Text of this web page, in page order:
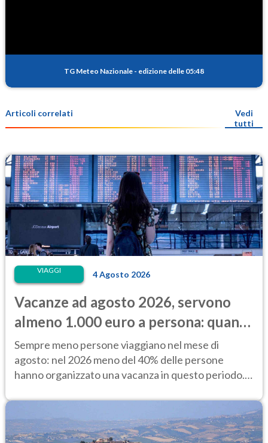
TG Meteo Nazionale - edizione delle 05:48
Articoli correlati
Vedi
tutti
VIAGGI 4 Agosto 2026
Vacanze ad agosto 2026, servono
almeno 1.000 euro a persona: quanto
costano alloggio e trasporti
Sempre meno persone viaggiano nel mese di
agosto: nel 2026 meno del 40% delle persone
hanno organizzato una vacanza in questo periodo.